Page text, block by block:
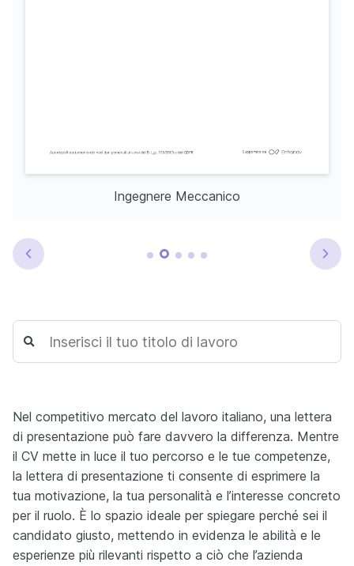
Ingegnere Meccanico
Nel competitivo mercato del lavoro italiano, una lettera
di presentazione può fare davvero la differenza. Mentre
il CV mette in luce il tuo percorso e le tue competenze,
la lettera di presentazione ti consente di esprimere la
tua motivazione, la tua personalità e l’interesse concreto
per il ruolo. È lo spazio ideale per spiegare perché sei il
candidato giusto, mettendo in evidenza le abilità e le
esperienze più rilevanti rispetto a ciò che l’azienda